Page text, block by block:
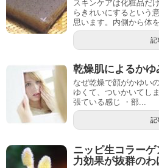
スキンケアは化粧品だ
らきれいにするという
思います。内側から体
記
乾燥肌によるか
なぜ乾燥で顔がかゆい
ゆくて、ついかいてし
張ている感じ ・部...
記
ニッピ生コラー
力効果が抜群のわ